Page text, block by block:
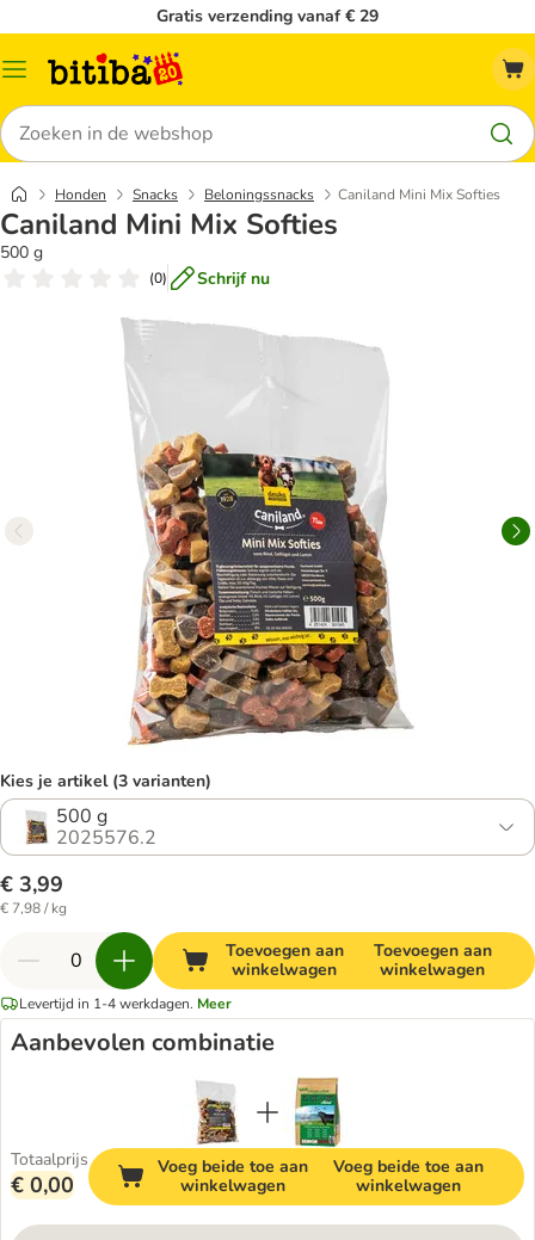
Gratis verzending vanaf € 29
Catalogusmenu
Zoeken
Honden Snacks Beloningssnacks Caniland Mini Mix Softies
Caniland Mini Mix Softies
500 g
(0) Schrijf nu
Kies je artikel (3 varianten)
500 g
2025576.2
€ 3,99
€ 7,98 / kg
Toevoegen aan
winkelwagen
Toevoegen aan
winkelwagen
Levertijd in 1-4 werkdagen. Meer
Aanbevolen combinatie
Totaalprijs
€ 0,00
Voeg beide toe aan
winkelwagen
Voeg beide toe aan
winkelwagen